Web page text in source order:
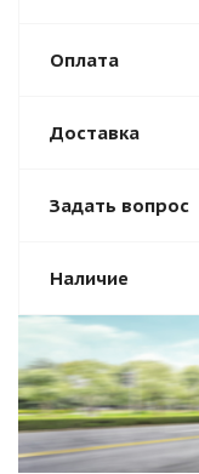
Оплата
Доставка
Задать вопрос
Наличие